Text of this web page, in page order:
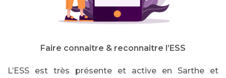
Faire connaitre & reconnaitre l’ESS
L’ESS est très présente et active en Sarthe et